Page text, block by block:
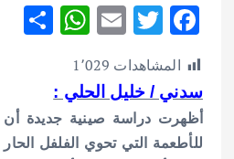
F
ac
e
b
o
T
w
it
te
r
E
m
ai
l
W
at
s
A
e
المشاهدات 1٬029
سدني / خليل الحلي :
أظهرت دراسة صينية جديدة أن
للأطعمة التي تحوي الفلفل